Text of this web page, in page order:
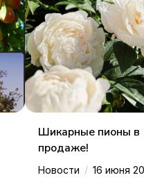
Шикарные пионы в
продаже!
Новости / 16 июня